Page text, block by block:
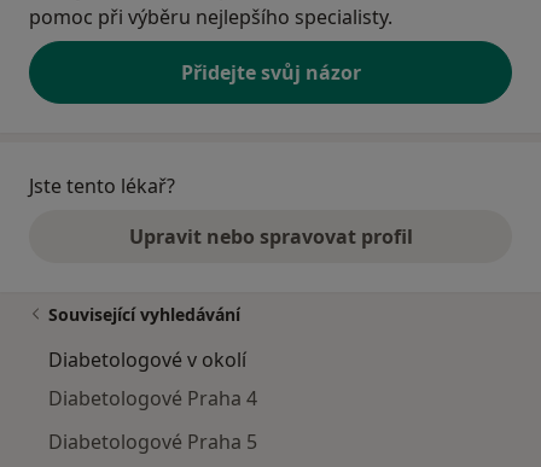
pomoc při výběru nejlepšího specialisty.
Přidejte svůj názor
Jste tento lékař?
Upravit nebo spravovat profil
Související vyhledávání
Diabetologové v okolí
Diabetologové Praha 4
Diabetologové Praha 5